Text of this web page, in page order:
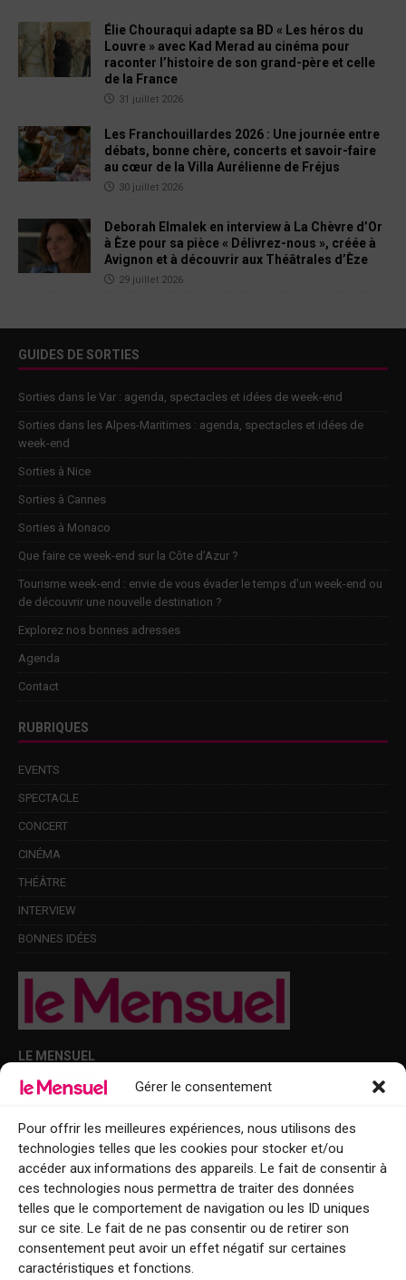
Gérer le consentement
Pour offrir les meilleures expériences, nous utilisons des
technologies telles que les cookies pour stocker et/ou
accéder aux informations des appareils. Le fait de consentir à
ces technologies nous permettra de traiter des données
telles que le comportement de navigation ou les ID uniques
sur ce site. Le fait de ne pas consentir ou de retirer son
consentement peut avoir un effet négatif sur certaines
caractéristiques et fonctions.
Élie Chouraqui adapte sa BD « Les héros du
Louvre » avec Kad Merad au cinéma pour
raconter l’histoire de son grand-père et celle
de la France
31 juillet 2026
Les Franchouillardes 2026 : Une journée entre
débats, bonne chère, concerts et savoir-faire
au cœur de la Villa Aurélienne de Fréjus
30 juillet 2026
Deborah Elmalek en interview à La Chèvre d’Or
à Èze pour sa pièce « Délivrez-nous », créée à
Avignon et à découvrir aux Théâtrales d’Èze
29 juillet 2026
GUIDES DE SORTIES
Sorties dans le Var : agenda, spectacles et idées de week-end
Sorties dans les Alpes-Maritimes : agenda, spectacles et idées de
week-end
Sorties à Nice
Sorties à Cannes
Sorties à Monaco
Que faire ce week-end sur la Côte d’Azur ?
Tourisme week-end : envie de vous évader le temps d’un week-end ou
de découvrir une nouvelle destination ?
Explorez nos bonnes adresses
Agenda
Contact
RUBRIQUES
EVENTS
SPECTACLE
CONCERT
CINÉMA
THÉÂTRE
INTERVIEW
BONNES IDÉES
LE MENSUEL
Points de diffusion Var et Alpes-Maritimes : oû trouver Le Mensuel ?
Le Mensuel en PDF : consultez le magazine en ligne
Qui sommes-nous ?
BFM Top Sorties
EVENT
Tourisme week-end : envie de vous évader le temps d’un week-end ou